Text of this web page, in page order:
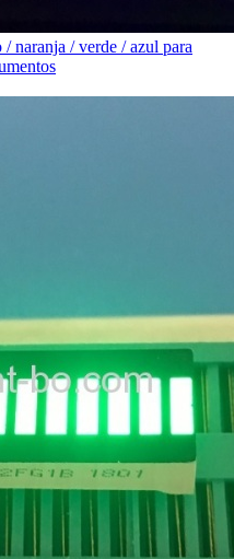
naranja / verde / azul para